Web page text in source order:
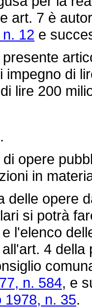
art. 7 è
12 e
impegno di
lire 200
opere
in
opere
si potrà
l'elenco
4
n. 584, e
1978, n. 35.